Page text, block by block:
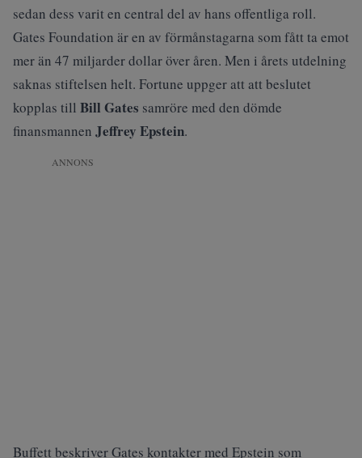
sedan dess varit en central del av hans offentliga roll.
Gates Foundation är en av förmånstagarna som fått ta emot
mer än 47 miljarder dollar över åren. Men i årets utdelning
saknas stiftelsen helt. Fortune uppger att att beslutet
kopplas till Bill Gates samröre med den dömde
finansmannen Jeffrey Epstein.
ANNONS
Buffett beskriver Gates kontakter med Epstein som